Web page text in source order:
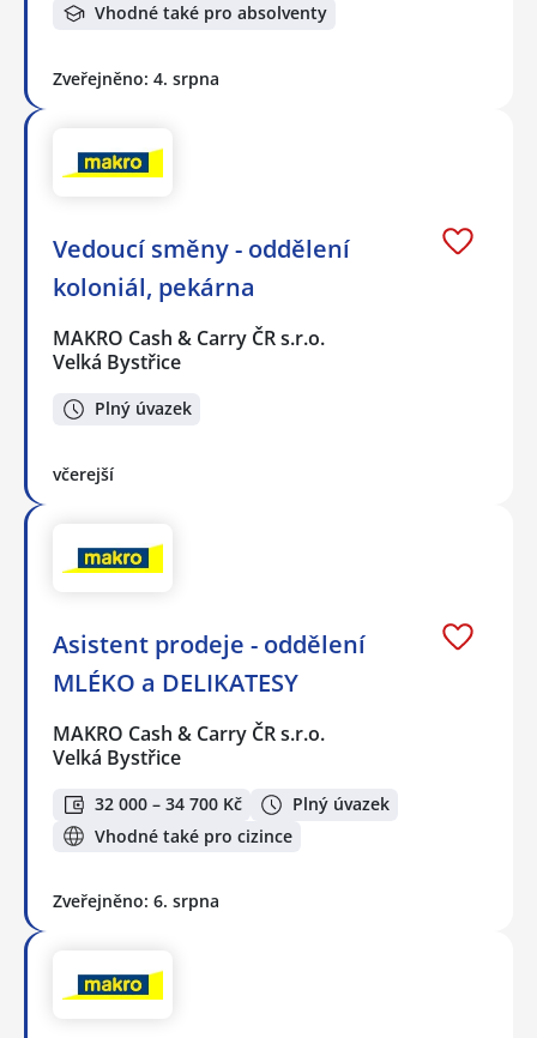
Vhodné také pro absolventy
Zveřejněno: 4. srpna
Vedoucí směny - oddělení
koloniál, pekárna
MAKRO Cash & Carry ČR s.r.o.
Velká Bystřice
Plný úvazek
včerejší
Asistent prodeje - oddělení
MLÉKO a DELIKATESY
MAKRO Cash & Carry ČR s.r.o.
Velká Bystřice
32 000 – 34 700 Kč
Plný úvazek
Vhodné také pro cizince
Zveřejněno: 6. srpna